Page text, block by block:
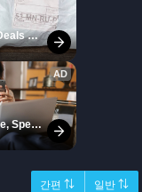
간편 ⇅ 일반 ⇅